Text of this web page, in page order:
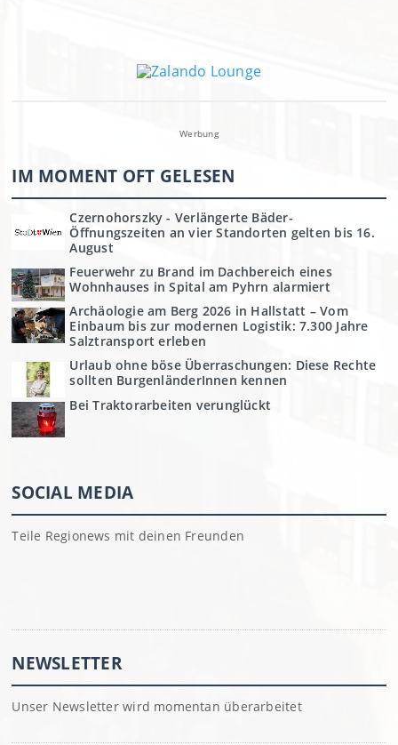
Werbung
IM MOMENT OFT GELESEN
Czernohorszky - Verlängerte Bäder-
Öffnungszeiten an vier Standorten gelten bis 16.
August
Feuerwehr zu Brand im Dachbereich eines
Wohnhauses in Spital am Pyhrn alarmiert
Archäologie am Berg 2026 in Hallstatt – Vom
Einbaum bis zur modernen Logistik: 7.300 Jahre
Salztransport erleben
Urlaub ohne böse Überraschungen: Diese Rechte
sollten BurgenländerInnen kennen
Bei Traktorarbeiten verunglückt
SOCIAL MEDIA
Teile Regionews mit deinen Freunden
NEWSLETTER
Unser Newsletter wird momentan überarbeitet